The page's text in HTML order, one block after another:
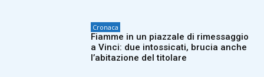
Cronaca
Fiamme in un piazzale di rimessaggio
a Vinci: due intossicati, brucia anche
l’abitazione del titolare